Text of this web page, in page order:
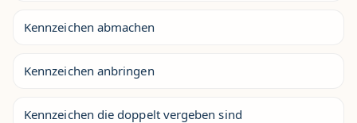
Kennzeichen abmachen
Kennzeichen anbringen
Kennzeichen die doppelt vergeben sind